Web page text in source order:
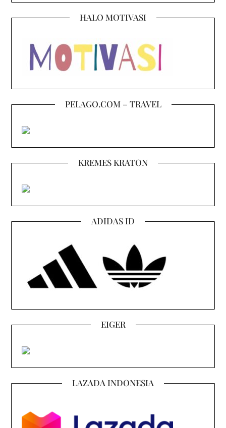
HALO MOTIVASI
PELAGO.COM – TRAVEL
KREMES KRATON
ADIDAS ID
EIGER
LAZADA INDONESIA